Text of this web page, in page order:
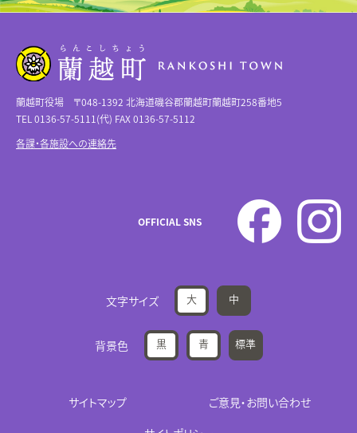
蘭越町役場 〒048-1392 北海道磯谷郡蘭越町蘭越町258番地5
TEL 0136-57-5111(代) FAX 0136-57-5112
各課・各施設への連絡先
OFFICIAL SNS
文字サイズ 大 中
背景色 黒 青 標準
サイトマップ
ご意見・お問い合わせ